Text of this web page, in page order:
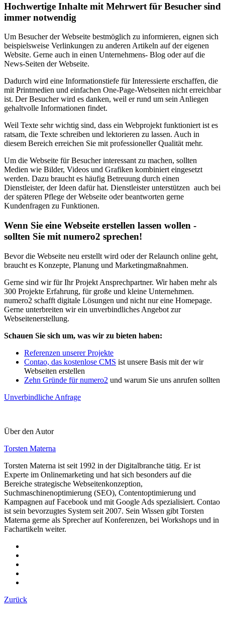
Hochwertige Inhalte mit Mehrwert für Besucher sind
immer notwendig
Um Besucher der Webseite bestmöglich zu informieren, eignen sich
beispielsweise Verlinkungen zu anderen Artikeln auf der eigenen
Website. Gerne auch in einen Unternehmens- Blog oder auf die
News-Seiten der Webseite.
Dadurch wird eine Informationstiefe für Interessierte erschaffen, die
mit Printmedien und einfachen One-Page-Webseiten nicht erreichbar
ist. Der Besucher wird es danken, weil er rund um sein Anliegen
gehaltvolle Informationen findet.
Weil Texte sehr wichtig sind, dass ein Webprojekt funktioniert ist es
ratsam, die Texte schreiben und lektorieren zu lassen. Auch in
diesem Bereich erreichen Sie mit professioneller Qualität mehr.
Um die Webseite für Besucher interessant zu machen, sollten
Medien wie Bilder, Videos und Grafiken kombiniert eingesetzt
werden. Dazu braucht es häufig Betreuung durch einen
Dienstleister, der Ideen dafür hat. Dienstleister unterstützen auch bei
der späteren Pflege der Webseite oder beantworten gerne
Kundenfragen zu Funktionen.
Wenn Sie eine Webseite erstellen lassen wollen -
sollten Sie mit numero2 sprechen!
Bevor die Webseite neu erstellt wird oder der Relaunch online geht,
braucht es Konzepte, Planung und Marketingmaßnahmen.
Gerne sind wir für Ihr Projekt Ansprechpartner. Wir haben mehr als
300 Projekte Erfahrung, für große und kleine Unternehmen.
numero2 schafft digitale Lösungen und nicht nur eine Homepage.
Gerne unterbreiten wir ein unverbindliches Angebot zur
Webseitenerstellung.
Schauen Sie sich um, was wir zu bieten haben:
Referenzen unserer Projekte
Contao, das kostenlose CMS ist unsere Basis mit der wir
Webseiten erstellen
Zehn Gründe für numero2 und warum Sie uns anrufen sollten
Unverbindliche Anfrage
Über den Autor
Torsten Materna
Torsten Materna ist seit 1992 in der Digitalbranche tätig. Er ist
Experte im Onlinemarketing und hat sich besonders auf die
Bereiche strategische Webseitenkonzeption,
Suchmaschinenoptimierung (SEO), Contentoptimierung und
Kampagnen auf Facebook und mit Google Ads spezialisiert. Contao
ist sein bevorzugtes System seit 2007. Sein Wissen gibt Torsten
Materna gerne als Sprecher auf Konferenzen, bei Workshops und in
Fachartikeln weiter.
Zurück